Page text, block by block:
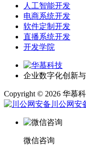
人工智能开发
电商系统开发
软件定制开发
直播系统开发
开发学院
企业数字化创新
Copyright © 2026 华慕
川公网安
微信咨询